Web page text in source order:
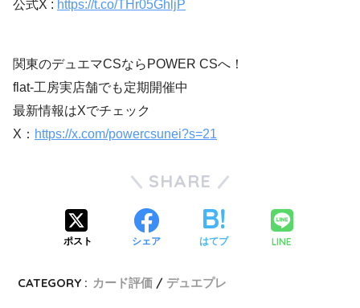
公式X : https://t.co/THr05GhljP
関東のデュエマCSならPOWER CSへ！
flat-工房実店舗でも定期開催中
最新情報はXでチェック
X： https://x.com/powercsunei?s=21
SHARE
ポスト シェア はてブ LINE
CATEGORY : カード評価 デュエプレ